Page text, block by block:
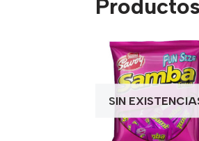
SIN